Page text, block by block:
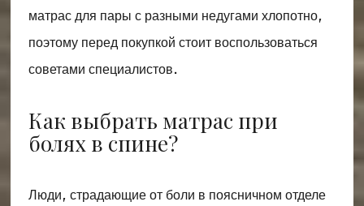
матрас для пары с разными недугами хлопотно,
поэтому перед покупкой стоит воспользоваться
советами специалистов.
Как выбрать матрас при
болях в спине?
Люди, страдающие от боли в поясничном отделе